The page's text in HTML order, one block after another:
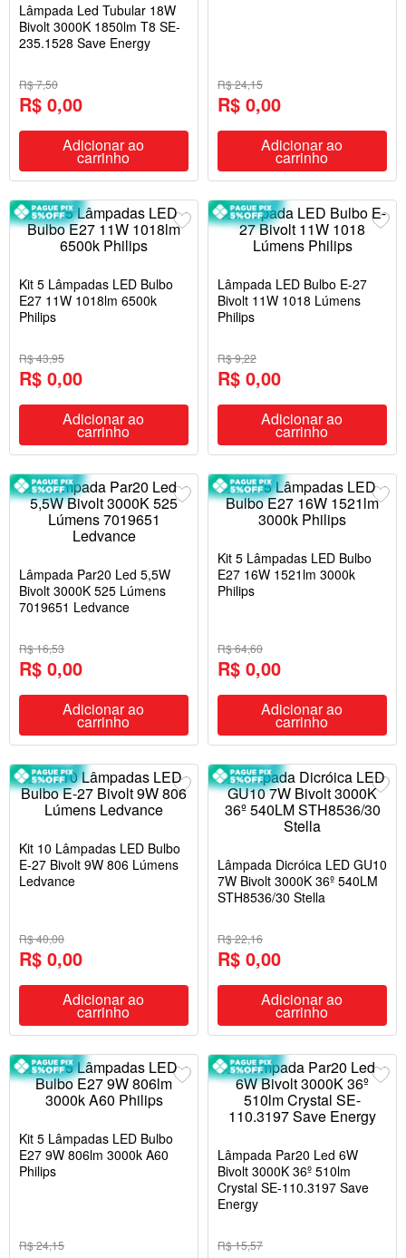
Lâmpada Led Tubular 18W
Bivolt 3000K 1850lm T8 SE-
235.1528 Save Energy
R$ 7,50
R$ 0,00
Adicionar ao
carrinho
R$ 24,15
R$ 0,00
Adicionar ao
carrinho
Kit 5 Lâmpadas LED Bulbo
E27 11W 1018lm 6500k
Philips
R$ 43,95
R$ 0,00
Adicionar ao
carrinho
Lâmpada LED Bulbo E-27
Bivolt 11W 1018 Lúmens
Philips
R$ 9,22
R$ 0,00
Adicionar ao
carrinho
Lâmpada Par20 Led 5,5W
Bivolt 3000K 525 Lúmens
7019651 Ledvance
R$ 16,53
R$ 0,00
Adicionar ao
carrinho
Kit 5 Lâmpadas LED Bulbo
E27 16W 1521lm 3000k
Philips
R$ 64,60
R$ 0,00
Adicionar ao
carrinho
Kit 10 Lâmpadas LED Bulbo
E-27 Bivolt 9W 806 Lúmens
Ledvance
R$ 40,00
R$ 0,00
Adicionar ao
carrinho
Lâmpada Dicróica LED GU10
7W Bivolt 3000K 36º 540LM
STH8536/30 Stella
R$ 22,16
R$ 0,00
Adicionar ao
carrinho
Kit 5 Lâmpadas LED Bulbo
E27 9W 806lm 3000k A60
Philips
R$ 24,15
Lâmpada Par20 Led 6W
Bivolt 3000K 36º 510lm
Crystal SE-110.3197 Save
Energy
R$ 15,57